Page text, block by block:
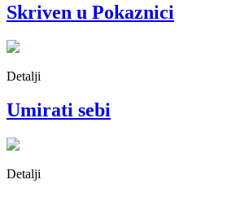
Skriven u Pokaznici
Detalji
Umirati sebi
Detalji